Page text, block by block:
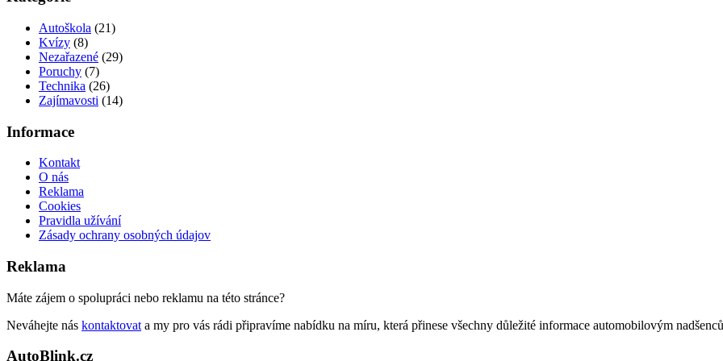
Autoškola (21)
Kvízy (8)
Nezařazené (29)
Poruchy (7)
Technika (26)
Zajímavosti (14)
Informace
Kontakt
O nás
Reklama
Cookies
Pravidla užívání
Zásady ochrany osobných údajov
Reklama
Máte zájem o spolupráci nebo reklamu na této stránce?
Neváhejte nás kontaktovat a my pro vás rádi připravíme nabídku na míru, která přinese všechny důležité informace automobilovým
AutoBlink.cz